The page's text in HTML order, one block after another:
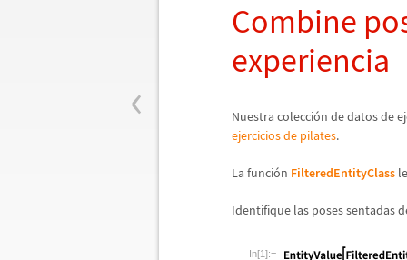
‹
Combine
experiencia
Nuestra colección de datos de
ejercicios de pilates.
La función FilteredEntityClass
Identifique las poses sentadas
In[1]:=